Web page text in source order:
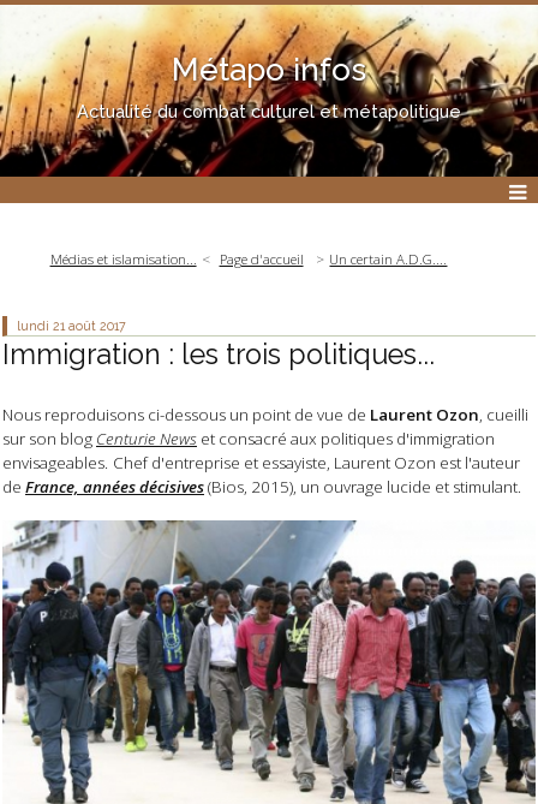
Métapo infos
Actualité du combat culturel et métapolitique
Médias et islamisation... Page d'accueil Un certain A.D.G....
lundi 21 août 2017
Immigration : les trois politiques...
Nous reproduisons ci-dessous un point de vue de Laurent Ozon , cueilli
sur son blog Centurie News et consacré aux politiques d'immigration
envisageables. Chef d'entreprise et essayiste, Laurent Ozon est l'auteur
de France, années décisives(Bios, 2015), un ouvrage lucide et stimulant.